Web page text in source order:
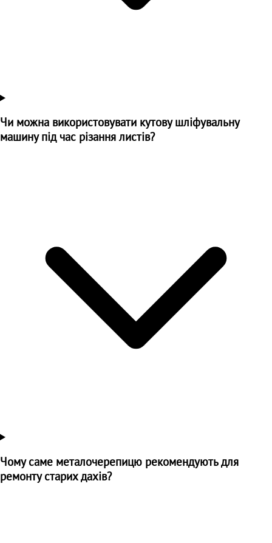
Чи можна використовувати кутову шліфувальну
машину під час різання листів?
Чому саме металочерепицю рекомендують для
ремонту старих дахів?